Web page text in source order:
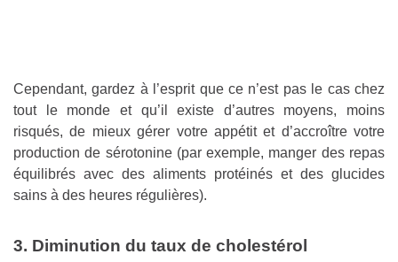
Cependant, gardez à l’esprit que ce n’est pas le cas chez
tout le monde et qu’il existe d’autres moyens, moins
risqués, de mieux gérer votre appétit et d’accroître votre
production de sérotonine (par exemple, manger des repas
équilibrés avec des aliments protéinés et des glucides
sains à des heures régulières).
3. Diminution du taux de cholestérol